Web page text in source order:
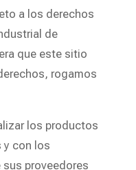
a los derechos
de
que este sitio
rogamos
los productos
y con los
proveedores